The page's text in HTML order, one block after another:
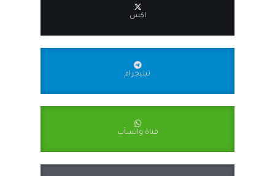
اكس
تيليجرام
قناة واتسآب